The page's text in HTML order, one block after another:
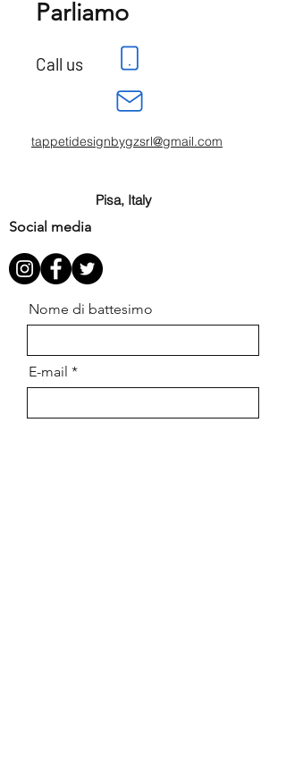
Parliamo
Nome di battesimo
E-mail
Pisa, Italy
Call us
tappetidesignbygzsrl@gmail.com
Social media